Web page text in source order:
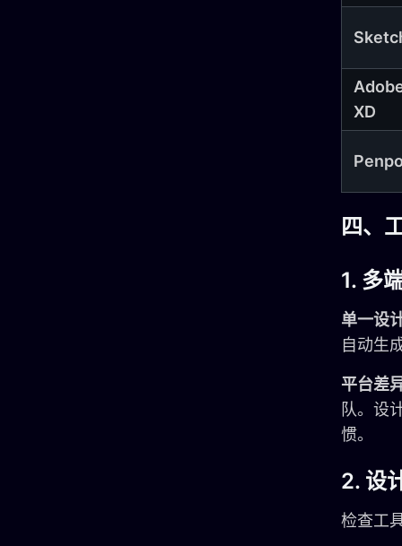
XD
四、
1. 多
单一设
自动生
平台差
队。设
惯。
2. 设
检查工